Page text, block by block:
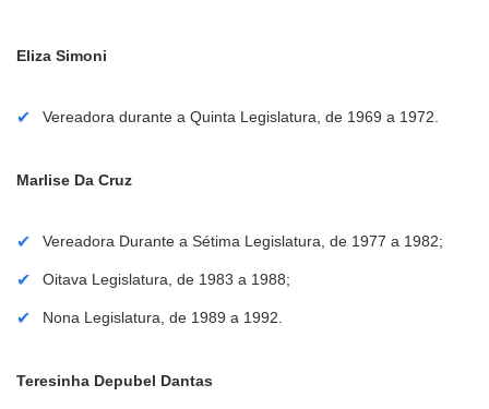
Eliza Simoni
Vereadora durante a Quinta Legislatura, de 1969 a 1972.
Marlise Da Cruz
Vereadora Durante a Sétima Legislatura, de 1977 a 1982;
Oitava Legislatura, de 1983 a 1988;
Nona Legislatura, de 1989 a 1992.
Teresinha Depubel Dantas